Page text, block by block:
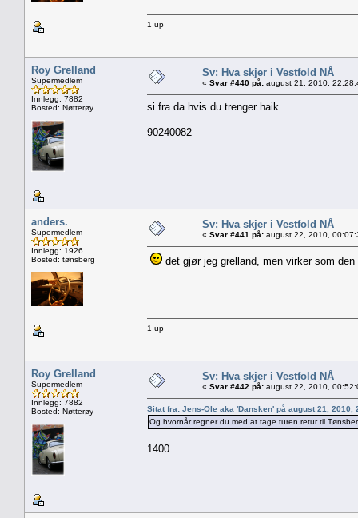
1 up
Roy Grelland
Supermedlem
Innlegg: 7882
Bosted: Nøtterøy
Sv: Hva skjer i Vestfold NÅ
« Svar #440 på: august 21, 2010,
si fra da hvis du trenger haik
90240082
anders.
Supermedlem
Innlegg: 1926
Bosted: tønsberg
Sv: Hva skjer i Vestfold NÅ
« Svar #441 på: august 22, 2010,
det gjør jeg grelland, men virker som
1 up
Roy Grelland
Supermedlem
Innlegg: 7882
Bosted: Nøtterøy
Sv: Hva skjer i Vestfold NÅ
« Svar #442 på: august 22, 2010,
Sitat fra: Jens-Ole aka 'Dansken' på august 21, 2010,
Og hvornår regner du med at tage turen retur til
1400